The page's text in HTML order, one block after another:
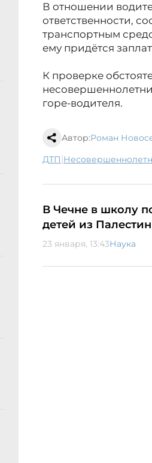
В отношении
ответственности,
транспортным
ему придётся
К проверке
горе-водителя.
Автор:Роман
ДТП |
В Чечне в школу
детей из
23 января, 13:43Наука